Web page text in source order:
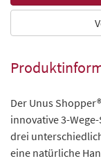
Der Unus
innovative 3-
drei
eine natürliche